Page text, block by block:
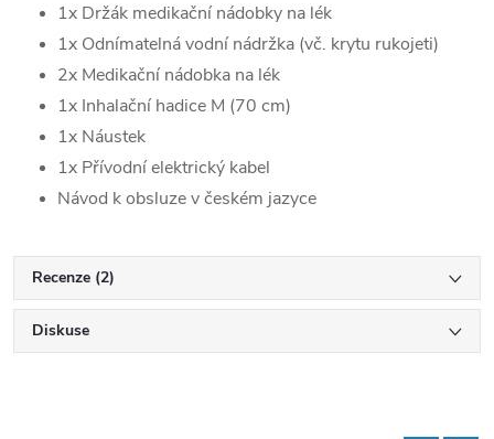
1x Držák medikační nádobky na lék
1x Odnímatelná vodní nádržka (vč. krytu rukojeti)
2x Medikační nádobka na lék
1x Inhalační hadice M (70 cm)
1x Náustek
1x Přívodní elektrický kabel
Návod k obsluze v českém jazyce
Recenze (2)
Diskuse